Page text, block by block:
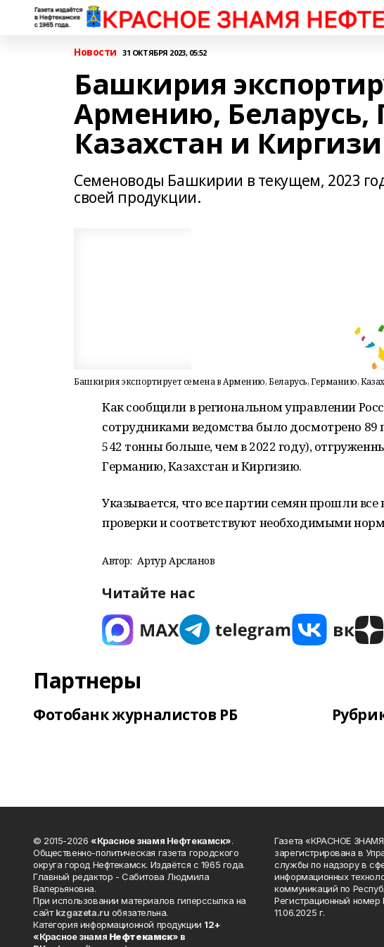
Новости 31 ОКТЯБРЯ 2023, 05:52
Башкирия
Армению, Беларусь,
Казахстан и
Семеноводы Башкирии в текущем, 2023
своей продукции.
Башкирия экспортирует семена в Армению, Беларусь, Германию,
Как сообщили в региональном управлении
сотрудниками ведомства было досмотрено 89
542 тонны больше, чем в 2022 году),
Германию, Казахстан и Киргизию.
Указывается, что все партии семян прошли
проверки и соответствуют необходимыми
Автор: Артур Арсланов
Читайте нас
Партнеры
Фотобанк журналистов РБ
© 2015-2026 «Красное знамя Нефтекамск».
Общественно-политическая газета городского
округа город Нефтекамск. Издаётся с 1965 года.
Главный редактор - Сабитова Людмила
Валерьяновна.
При использовании материалов гиперссылка на
сайтkzgazeta.ru обязательна.
Категория информационной продукции 12+
«Красное знамя Нефтекамск» в
Газета «КРАСНОЕ
зарегистрирована в
службы по надзору в
информационных
коммуникаций по
Регистрационный
11.06.2025 г.